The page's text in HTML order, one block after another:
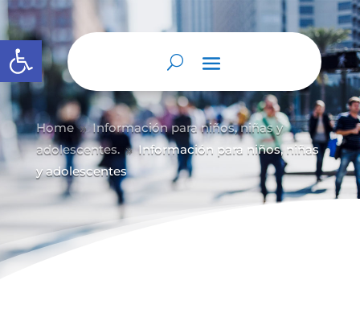
Abrir barra de herramientas
Home 9 Información para niños, niñas y
adolescentes. 9 Información para niños, niñas
y adolescentes